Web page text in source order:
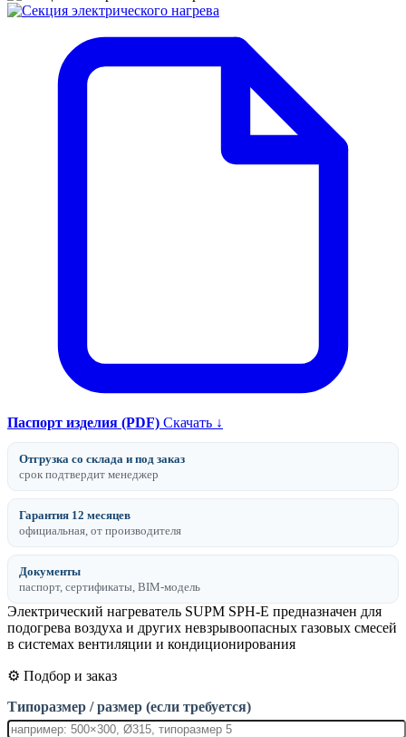
Паспорт изделия (PDF) Скачать ↓
Отгрузка со склада и под заказ
срок подтвердит менеджер
Гарантия 12 месяцев
официальная, от производителя
Документы
паспорт, сертификаты, BIM-модель
Электрический нагреватель SUPM SPH-E предназначен для
подогрева воздуха и других невзрывоопасных газовых смесей
в системах вентиляции и кондиционирования
⚙️ Подбор и заказ
Типоразмер / размер (если требуется)